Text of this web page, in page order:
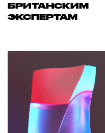
БРИТАНСКИМ
ЭКСПЕРТАМ